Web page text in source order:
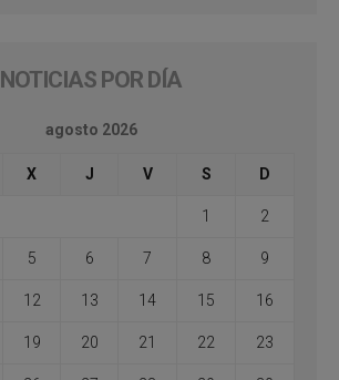
NOTICIAS POR DÍA
agosto 2026
X J V S D
1 2
5 6 7 8 9
12 13 14 15 16
19 20 21 22 23